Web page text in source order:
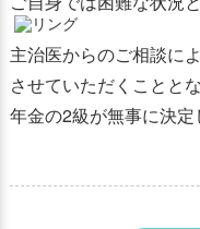
主治医からのご相談に
させていただくことと
年金の2級が無事に決定